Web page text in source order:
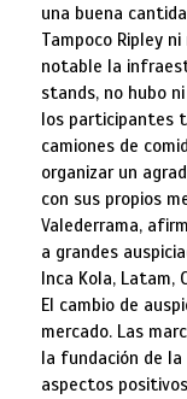
una buena
Tampoco Ripley
notable la
stands, no hubo
los participantes
camiones de
organizar un
con sus propios
Valederrama,
a grandes
Inca Kola, Latam,
El cambio de
mercado. Las
la fundación de la
aspectos